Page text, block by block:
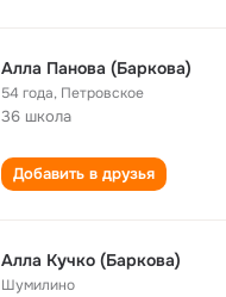
Алла Панова (Баркова)
54 года, Петровское
36 школа
Добавить в друзья
Алла Кучко (Баркова)
Шумилино